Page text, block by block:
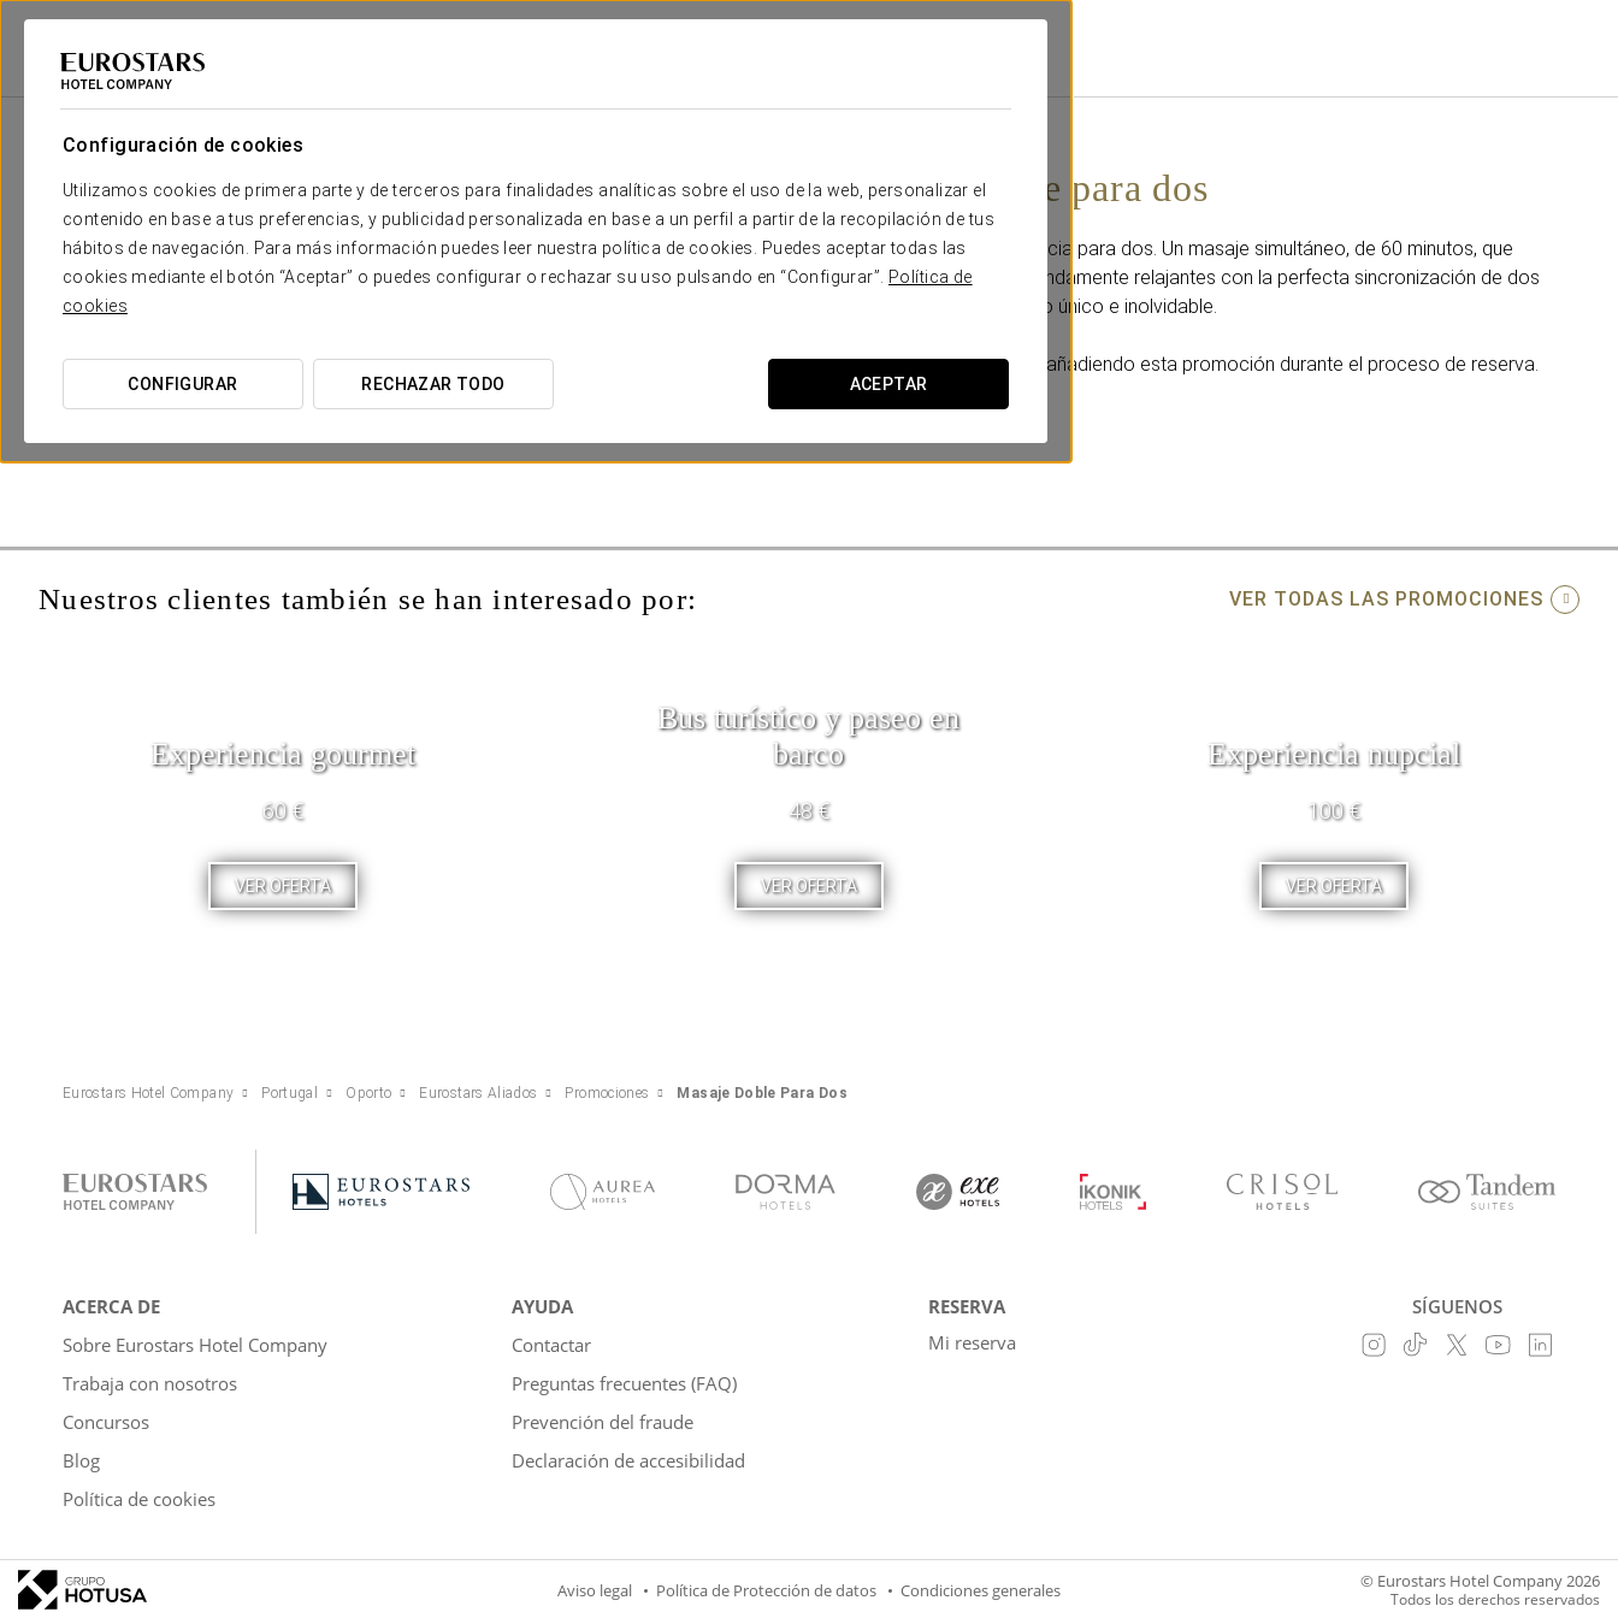
Configuración de cookies
Utilizamos cookies de primera parte y de terceros para finalidades analíticas sobre el uso de la web, personalizar el
contenido en base a tus preferencias, y publicidad personalizada en base a un perfil a partir de la recopilación de tus
hábitos de navegación. Para más información puedes leer nuestra política de cookies. Puedes aceptar todas las
cookies mediante el botón “Aceptar” o puedes configurar o rechazar su uso pulsando en “Configurar”.
Política de
cookies
CONFIGURAR RECHAZAR TODO ACEPTAR
Eurostars Hotel Company
Masaje doble para dos
Disfruta de una experiencia para dos. Un masaje simultáneo, de 60 minutos, que
combina técnicas profundamente relajantes con la perfecta sincronización de dos
terapeutas. Un momento único e inolvidable.
Personaliza tu estancia añadiendo esta promoción durante el proceso de reserva.
Nuestros clientes también se han interesado por: VER TODAS LAS PROMOCIONES
Experiencia gourmet
60 €
VER OFERTA
Bus turístico y paseo en
barco
48 €
VER OFERTA
Experiencia nupcial
100 €
VER OFERTA
Eurostars Hotel Company Portugal Oporto Eurostars Aliados Promociones Masaje Doble Para Dos
ACERCA DE
Sobre Eurostars Hotel Company
Trabaja con nosotros
Concursos
Blog
Política de cookies
AYUDA
Contactar
Preguntas frecuentes (FAQ)
Prevención del fraude
Declaración de accesibilidad
RESERVA
Mi reserva
SÍGUENOS
Aviso legal Política de Protección de datos Condiciones generales © Eurostars Hotel Company 2026
Todos los derechos reservados